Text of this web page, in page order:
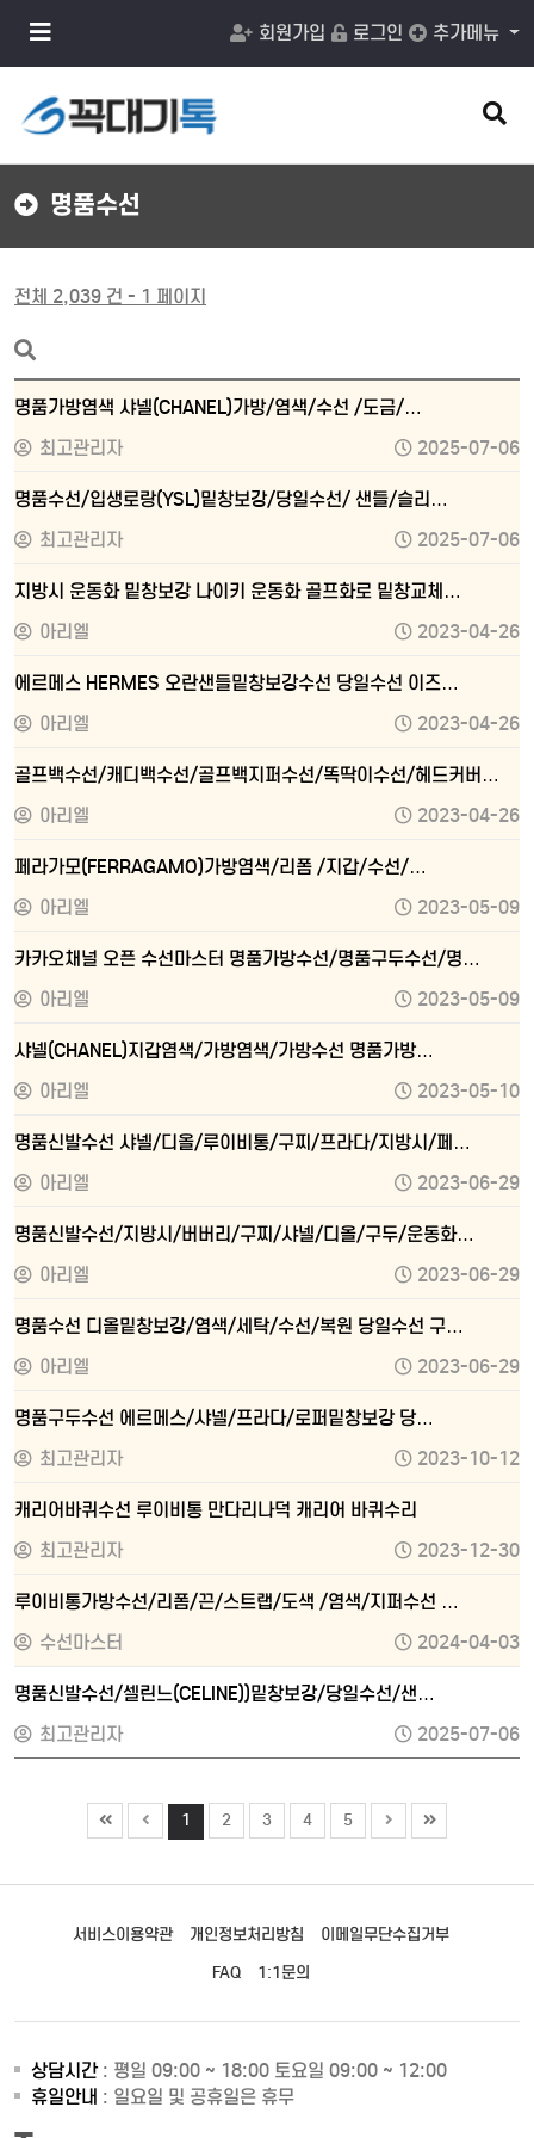
메
튼
회원가입 로그인 추가메뉴
검
색
버
명품수선
전체 2,039 건 - 1 페이지
명품가방염색 샤넬(CHANEL)가방/염색/수선 /도금/…
최고관리자
2025-07-06
명품수선/입생로랑(YSL)밑창보강/당일수선/ 샌들/슬리…
최고관리자
2025-07-06
지방시 운동화 밑창보강 나이키 운동화 골프화로 밑창교체…
아리엘
2023-04-26
에르메스 HERMES 오란샌들밑창보강수선 당일수선 이즈…
아리엘
2023-04-26
골프백수선/캐디백수선/골프백지퍼수선/똑딱이수선/헤드커버…
아리엘
2023-04-26
페라가모(FERRAGAMO)가방염색/리폼 /지갑/수선/…
아리엘
2023-05-09
카카오채널 오픈 수선마스터 명품가방수선/명품구두수선/명…
아리엘
2023-05-09
샤넬(CHANEL)지갑염색/가방염색/가방수선 명품가방…
아리엘
2023-05-10
명품신발수선 샤넬/디올/루이비통/구찌/프라다/지방시/페…
아리엘
2023-06-29
명품신발수선/지방시/버버리/구찌/샤넬/디올/구두/운동화…
아리엘
2023-06-29
명품수선 디올밑창보강/염색/세탁/수선/복원 당일수선 구…
아리엘
2023-06-29
명품구두수선 에르메스/샤넬/프라다/로퍼밑창보강 당…
최고관리자
2023-10-12
캐리어바퀴수선 루이비통 만다리나덕 캐리어 바퀴수리
최고관리자
2023-12-30
루이비통가방수선/리폼/끈/스트랩/도색 /염색/지퍼수선 …
수선마스터
2024-04-03
명품신발수선/셀린느(CELINE))밑창보강/당일수선/샌…
최고관리자
2025-07-06
1 2 3 4 5
서비스이용약관 개인정보처리방침
이메일무단수집거부
FAQ
1:1문의
상담시간: 평일 09:00 ~ 18:00 토요일 09:00 ~ 12:00
휴일안내 : 일요일 및 공휴일은 휴무